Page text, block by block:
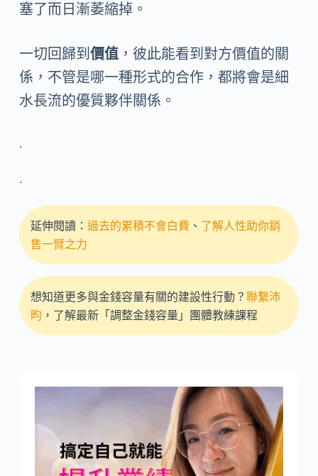
塞了而日漸萎縮掉。
一切回歸到價值，彼此能看到對方價值的關
係，不管是哪一種形式的合作，都將會是細
水長流的優質夥伴關係。
.
.
延伸閱讀： 過去的累積不會白費 、 了解人性助你銷
售一臂之力
想知道更多與金錢容量有關的建設性行動？ 聯繫沛
昀 ，了解最新「調整金錢容量」團體教練課程